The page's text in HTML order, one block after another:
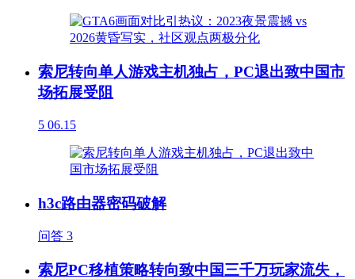
索尼转向单人游戏主机独占，PC退出致中国市
场拓展受阻
5 06.15
h3c路由器密码破解
问答 3
索尼PC移植策略转向致中国三千万玩家流失，